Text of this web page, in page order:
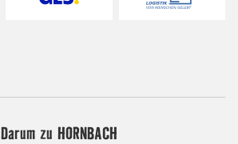
Darum zu HORNBACH